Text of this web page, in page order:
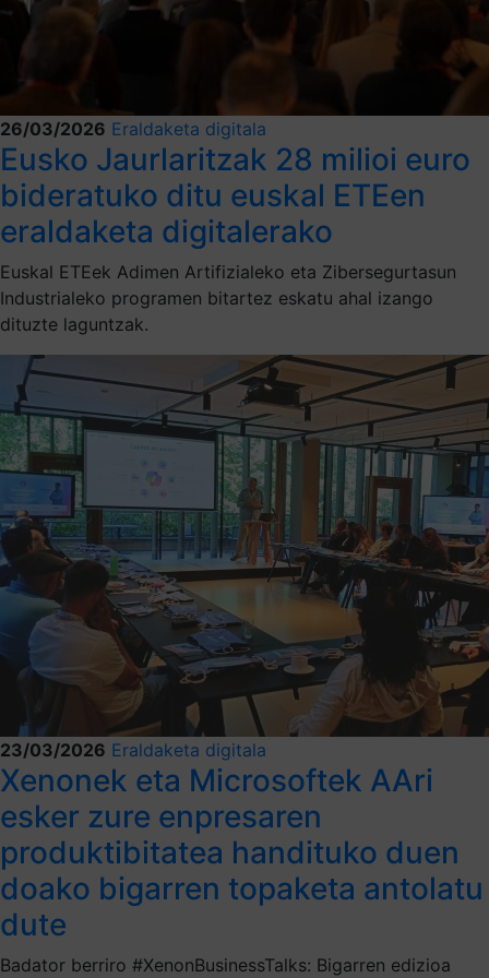
26/03/2026 Eraldaketa digitala
Eusko Jaurlaritzak 28 milioi euro
bideratuko ditu euskal ETEen
eraldaketa digitalerako
Euskal ETEek Adimen Artifizialeko eta Zibersegurtasun
Industrialeko programen bitartez eskatu ahal izango
dituzte laguntzak.
23/03/2026 Eraldaketa digitala
Xenonek eta Microsoftek AAri
esker zure enpresaren
produktibitatea handituko duen
doako bigarren topaketa antolatu
dute
Badator berriro #XenonBusinessTalks: Bigarren edizioa